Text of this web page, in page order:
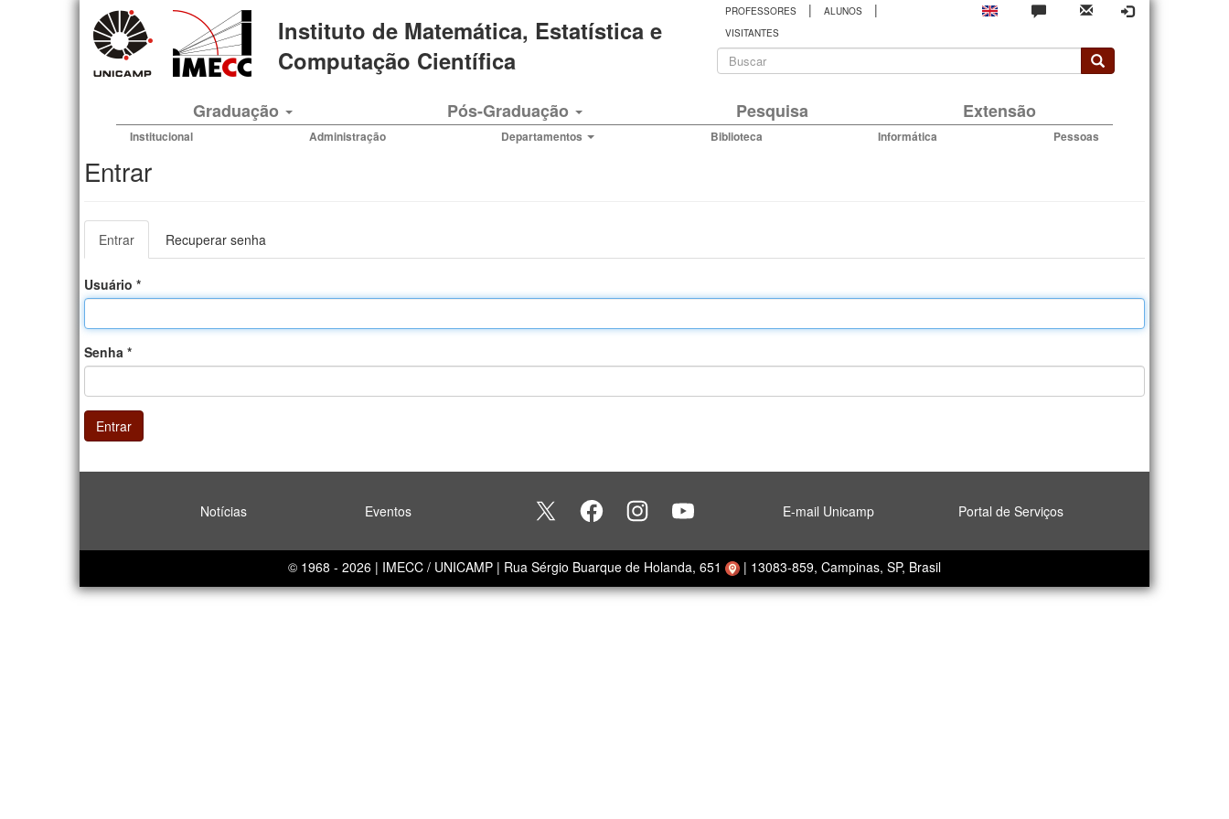
Instituto de Matemática, Estatística e
Computação Científica
PROFESSORES | ALUNOS |
VISITANTES
Formulário
busca
Graduação Pós-Graduação Pesquisa Extensão
Institucional Administração Departamentos Biblioteca Informática Pessoas
Entrar
Abas
primárias
Entrar
ativa)
Recuperar senha
Usuário *
Senha *
Entrar
Notícias Eventos E-mail Unicamp Portal de Serviços
© 1968 - 2026 | IMECC / UNICAMP | Rua Sérgio Buarque de Holanda, 651 | 13083-859, Campinas, SP, Brasil